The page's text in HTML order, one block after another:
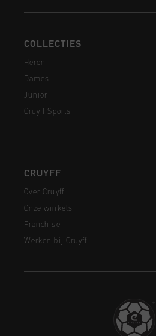
COLLECTIES
Heren
Dames
Junior
Cruyff Sports
CRUYFF
Over Cruyff
Onze winkels
Franchise
Werken bij Cruyff